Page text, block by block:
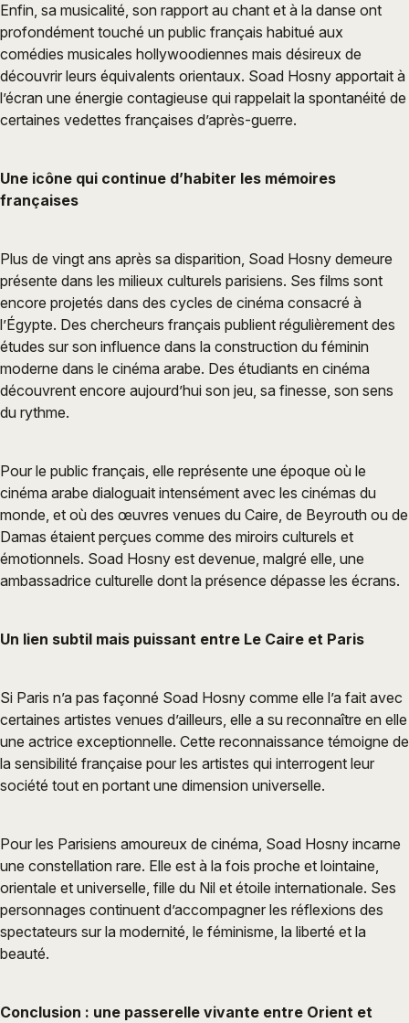
Enfin, sa musicalité, son rapport au chant et à la danse ont
profondément touché un public français habitué aux
comédies musicales hollywoodiennes mais désireux de
découvrir leurs équivalents orientaux. Soad Hosny apportait à
l’écran une énergie contagieuse qui rappelait la spontanéité de
certaines vedettes françaises d’après-guerre.
Une icône qui continue d’habiter les mémoires
françaises
Plus de vingt ans après sa disparition, Soad Hosny demeure
présente dans les milieux culturels parisiens. Ses films sont
encore projetés dans des cycles de cinéma consacré à
l’Égypte. Des chercheurs français publient régulièrement des
études sur son influence dans la construction du féminin
moderne dans le cinéma arabe. Des étudiants en cinéma
découvrent encore aujourd’hui son jeu, sa finesse, son sens
du rythme.
Pour le public français, elle représente une époque où le
cinéma arabe dialoguait intensément avec les cinémas du
monde, et où des œuvres venues du Caire, de Beyrouth ou de
Damas étaient perçues comme des miroirs culturels et
émotionnels. Soad Hosny est devenue, malgré elle, une
ambassadrice culturelle dont la présence dépasse les écrans.
Un lien subtil mais puissant entre Le Caire et Paris
Si Paris n’a pas façonné Soad Hosny comme elle l’a fait avec
certaines artistes venues d’ailleurs, elle a su reconnaître en elle
une actrice exceptionnelle. Cette reconnaissance témoigne de
la sensibilité française pour les artistes qui interrogent leur
société tout en portant une dimension universelle.
Pour les Parisiens amoureux de cinéma, Soad Hosny incarne
une constellation rare. Elle est à la fois proche et lointaine,
orientale et universelle, fille du Nil et étoile internationale. Ses
personnages continuent d’accompagner les réflexions des
spectateurs sur la modernité, le féminisme, la liberté et la
beauté.
Conclusion : une passerelle vivante entre Orient et